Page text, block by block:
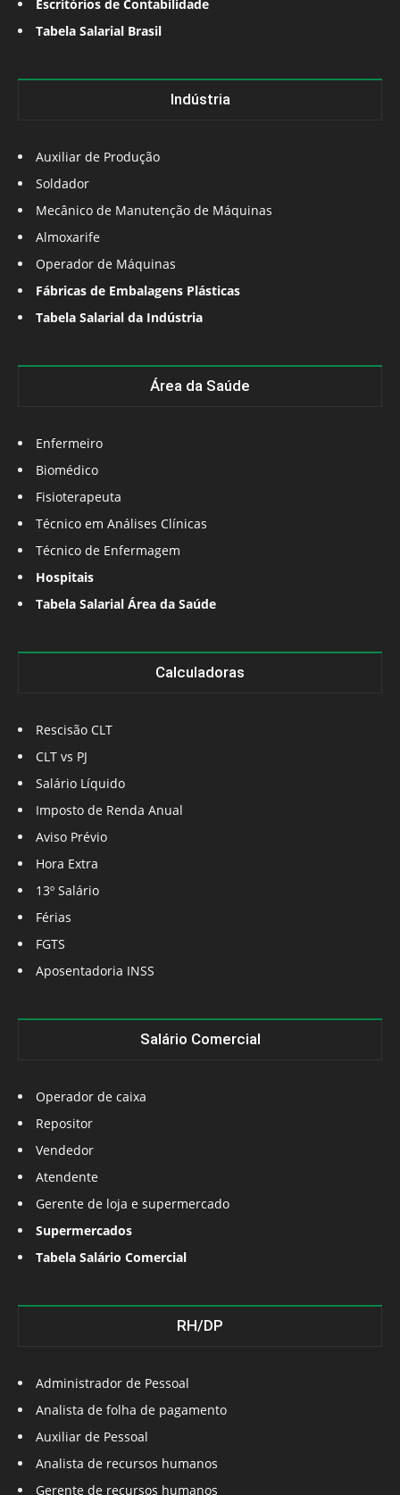
Escritórios de Contabilidade
Tabela Salarial Brasil
Indústria
Auxiliar de Produção
Soldador
Mecânico de Manutenção de Máquinas
Almoxarife
Operador de Máquinas
Fábricas de Embalagens Plásticas
Tabela Salarial da Indústria
Área da Saúde
Enfermeiro
Biomédico
Fisioterapeuta
Técnico em Análises Clínicas
Técnico de Enfermagem
Hospitais
Tabela Salarial Área da Saúde
Calculadoras
Rescisão CLT
CLT vs PJ
Salário Líquido
Imposto de Renda Anual
Aviso Prévio
Hora Extra
13º Salário
Férias
FGTS
Aposentadoria INSS
Salário Comercial
Operador de caixa
Repositor
Vendedor
Atendente
Gerente de loja e supermercado
Supermercados
Tabela Salário Comercial
RH/DP
Administrador de Pessoal
Analista de folha de pagamento
Auxiliar de Pessoal
Analista de recursos humanos
Gerente de recursos humanos